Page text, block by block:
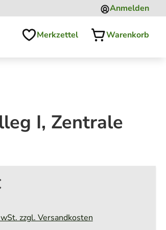
Anmelden
Merkzettel Warenkorb
I, Zentrale
zzgl. Versandkosten